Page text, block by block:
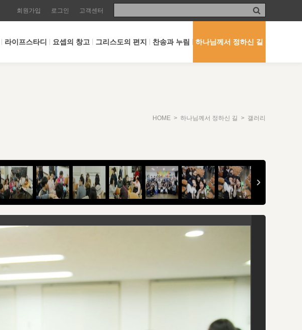
회원가입 로그인 고객센터
라이프스타디 요셉의 창고 그리스도의 편지 찬송과 누림 하나님께서 정하신 길
HOME > 하나님께서 정하신 길 > 갤러리